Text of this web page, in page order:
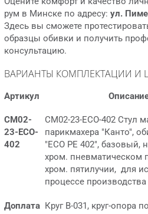
рум в Минске по адресу: ул.
Здесь вы сможете
образцы обивки и получить
консультацию.
ВАРИАНТЫ КОМПЛЕКТАЦИИ И
Артикул
СМ02-
23-ECO-
402
СМ02-23-ECO-402 Стул
парикмахера "Канто",
"ECO PE 402", базовый,
хром. пневматическом
хром. пятилучии, для
процессе производства
Доплата Круг B-031, круг-опора